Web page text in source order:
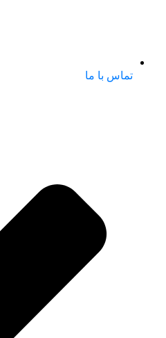
تماس با ما